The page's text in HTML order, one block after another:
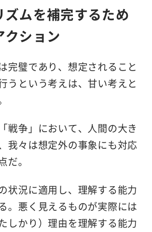
ズムを補完するため
クション
完璧であり、想定されること
うという考えは、甘い考えと
戦争」において、人間の大き
我々は想定外の事象にも対応
だ。
状況に適用し、理解する能力
。悪く見えるものが実際には
しかり）理由を理解する能力